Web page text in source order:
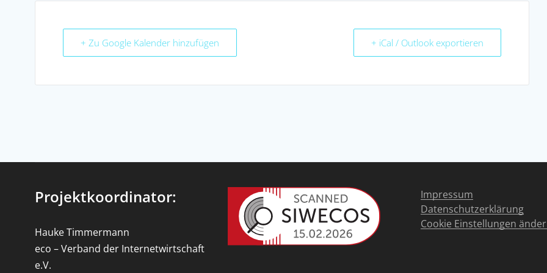
+ Zu Google Kalender hinzufügen + iCal / Outlook exportieren
Projektkoordinator:
Hauke Timmermann
eco – Verband der Internetwirtschaft
e.V.
Impressum
Datenschutzerklärung
Cookie Einstellungen